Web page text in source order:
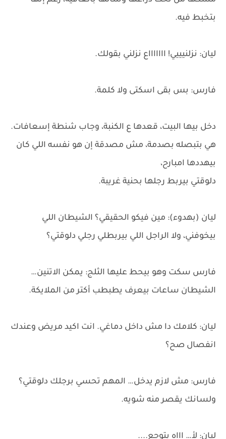
بتخبط فيه.
ليان: نزلنيييي! اااااااع نزلني بقولك.
فارس: بس بقى اسكتى ولا كلمة.
دخل بيها البيت، قعدها ع الكنبة، وجاب شنطة إسعافات.
هي بتبصله بصدمة، مش مصدقة إن هو نفسه اللي كان
بيهددها امبارح،
دلوقتي بيربط رجلها بحنية غريبة.
ليان (بهدوء): مين فيكو الحقيقي؟ الشيطان اللي
بيخوفني، ولا الراجل اللي بيربطلي رجلي دلوقتي؟
فارس سكت وهو بيحط عليها الثلج: يمكن الاتنين…
الشيطان ساعات بيعرف يطبطب أكتر من الملايكة.
ليان: كلامك دا مش داخل دماغي. انت اكيد مريض وعندك
انفصال صح؟
فارس: مش لازم يدخل… المهم تحسي برجلك دلوقتي؟
ولسانك يقصر منه شويه.
ليان: لأ… اااه بتوجع....